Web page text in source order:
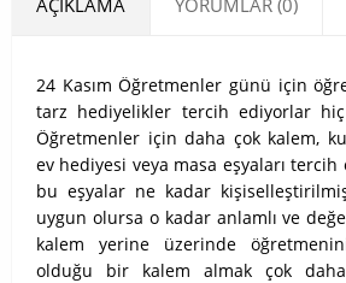
AÇIKLAMA YORUMLAR (0)
24 Kasım Öğretmenler günü için
tarz hediyelikler tercih ediyorlar
Öğretmenler için daha çok kalem,
ev hediyesi veya masa eşyaları
bu eşyalar ne kadar
uygun olursa o kadar anlamlı ve
kalem yerine üzerinde
olduğu bir kalem almak çok daha